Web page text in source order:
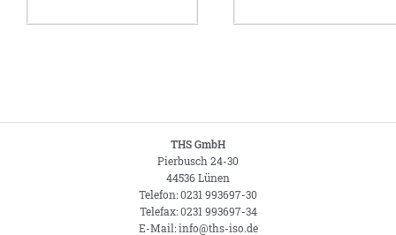
THS GmbH
Pierbusch 24-30
44536 Lünen
Telefon: 0231 993697-30
Telefax: 0231 993697-34
E-Mail: info@ths-iso.de